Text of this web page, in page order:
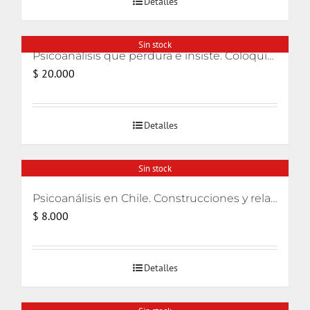
Sin stock
Psicoanálisis que perdura e insiste. Coloquios lacanianos 2008-2010 PLUS-ALI
$ 20.000
Detalles
Sin stock
Psicoanálisis en Chile. Construcciones y relatos
$ 8.000
Detalles